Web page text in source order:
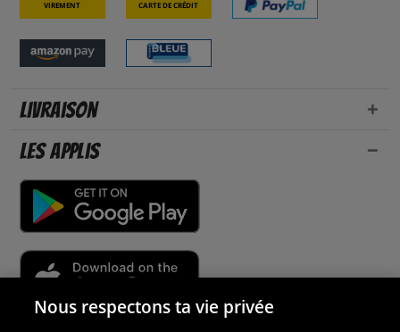
Virement Carte de crédit
Livraison
Les applis
Nous respectons ta vie privée